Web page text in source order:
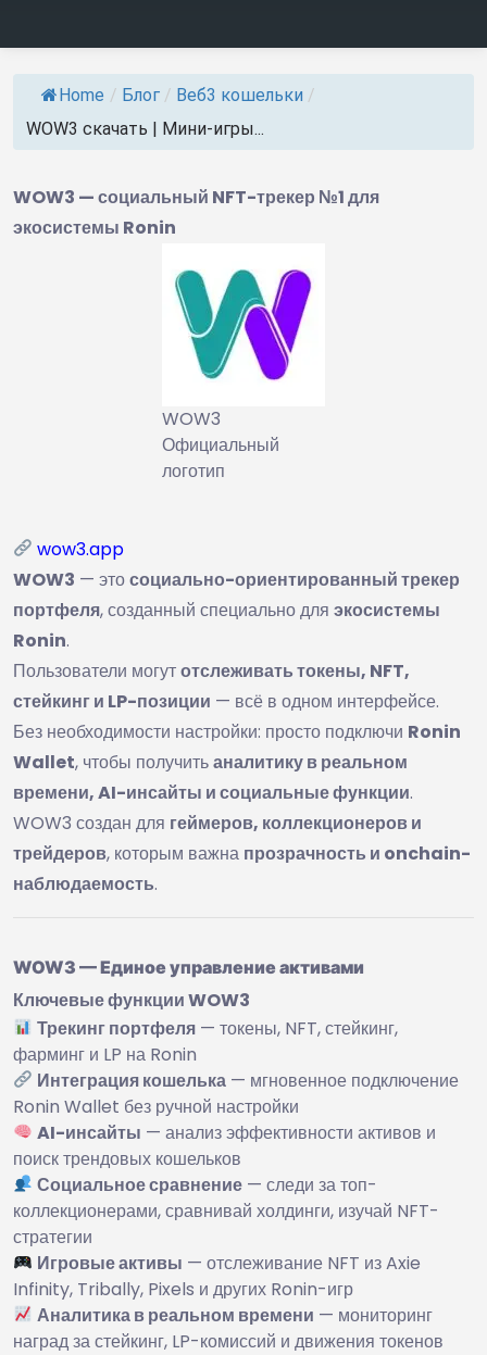
Home / Блог / Веб3 кошельки /
WOW3 скачать | Мини-игры...
WOW3 — социальный NFT-трекер №1 для
экосистемы Ronin
WOW3
Официальный
логотип
wow3.app
WOW3 — этосоциально-ориентированный трекер
портфеля, созданный специально для экосистемы
Ronin.
Пользователи могутотслеживать токены, NFT,
стейкинг и LP-позиции — всё в одном интерфейсе.
Без необходимости настройки: просто подключи Ronin
Wallet, чтобы получитьаналитику в реальном
времени, AI-инсайты и социальные функции.
WOW3 создан для геймеров, коллекционеров и
трейдеров, которым важна прозрачность и onchain-
наблюдаемость.
WOW3 — Единое управление активами
Ключевые функции WOW3
Трекинг портфеля — токены, NFT, стейкинг,
фарминг и LP на Ronin
Интеграция кошелька — мгновенное подключение
Ronin Wallet без ручной настройки
AI-инсайты — анализ эффективности активов и
поиск трендовых кошельков
Социальное сравнение — следи за топ-
коллекционерами, сравнивай холдинги, изучай NFT-
стратегии
Игровые активы — отслеживание NFT из Axie
Infinity, Tribally, Pixels и других Ronin-игр
Аналитика в реальном времени — мониторинг
наград за стейкинг, LP-комиссий и движения токенов